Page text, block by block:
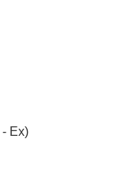
Ex)